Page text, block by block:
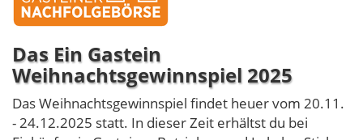
Das Ein Gastein
Weihnachtsgewinnspiel 2025
Das Weihnachtsgewinnspiel findet heuer vom 20.11.
- 24.12.2025 statt. In dieser Zeit erhältst du bei